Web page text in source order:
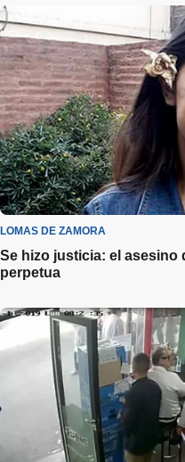
LOMAS DE ZAMORA
Se hizo justicia: el asesino
perpetua